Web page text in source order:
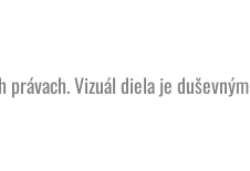
Vizuál diela je duševným